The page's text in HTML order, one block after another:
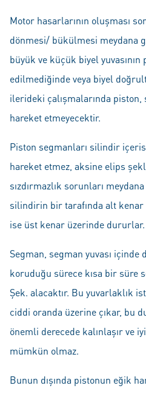
Motor hasarlarının oluşması
dönmesi/ bükülmesi meydana
büyük ve küçük biyel
edilmediğinde veya biyel
ilerideki çalışmalarında
hareket etmeyecektir.
Piston segmanları silindir
hareket etmez, aksine elips
sızdırmazlık sorunları
silindirin bir tarafında alt kenar
ise üst kenar üzerinde dururlar.
Segman, segman yuvası
koruduğu sürece kısa bir süre
Şek. alacaktır. Bu yuvarlaklık
ciddi oranda üzerine çıkar, bu
önemli derecede kalınlaşır ve
mümkün olmaz.
Bunun dışında pistonun eğik